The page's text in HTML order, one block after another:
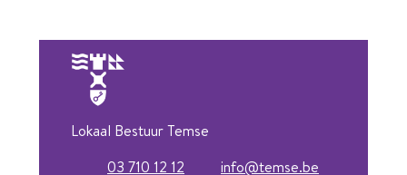
Lokaal Bestuur Temse
03 710 12 12 info@temse.be